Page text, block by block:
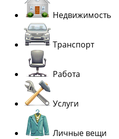
Недвижимость
Транспорт
Работа
Услуги
Личные вещи